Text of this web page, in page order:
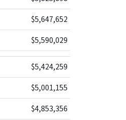
$5,647,652
$5,590,029
$5,424,259
$5,001,155
$4,853,356